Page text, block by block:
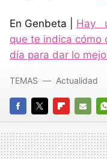
En Genbeta | Hay
que te indica
día para dar lo
FACEBOOK
TWITTERFLIPBOARD
E-
MAIL
TEMAS Actualidad